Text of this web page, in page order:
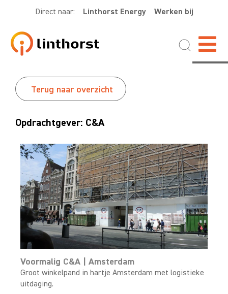
Direct naar: Linthorst Energy Werken bij
Terug naar overzicht
Opdrachtgever: C&A
Voormalig C&A | Amsterdam
Groot winkelpand in hartje Amsterdam met logistieke
uitdaging.